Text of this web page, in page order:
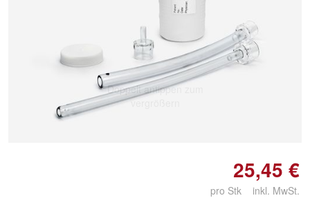
Doppelt antippen zum
vergrößern
25,45 €
pro Stk inkl. MwSt.